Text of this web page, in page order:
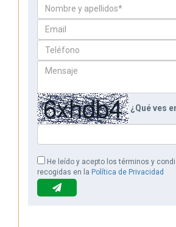
¿Qué ves
He leído y acepto los términos y
recogidas en la Política de Privacidad